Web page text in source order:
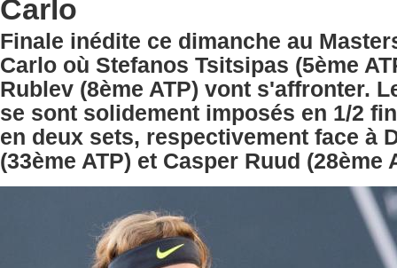
Carlo
Finale inédite ce dimanche au
Carlo où Stefanos Tsitsipas (5ème
Rublev (8ème ATP) vont s'affronter.
se sont solidement imposés en 1/2
en deux sets, respectivement face à
(33ème ATP) et Casper Ruud (28ème